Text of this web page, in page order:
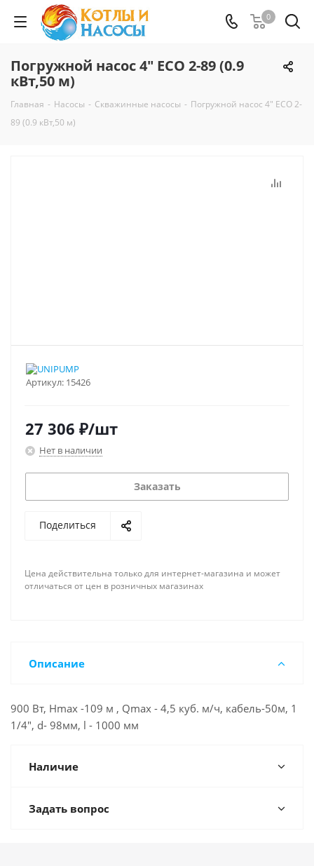
0
Погружной насос 4" ECO 2-89 (0.9
кВт,50 м)
Главная - Насосы - Скважинные насосы - Погружной насос 4" ECO 2-
89 (0.9 кВт,50 м)
Артикул: 15426
27 306 ₽/шт
Нет в наличии
Заказать
Поделиться
Цена действительна только для интернет-магазина и может
отличаться от цен в розничных магазинах
Описание
900 Вт, Нmax -109 м , Qmax - 4,5 куб. м/ч, кабель-50м, 1
1/4", d- 98мм, l - 1000 мм
Наличие
Задать вопрос